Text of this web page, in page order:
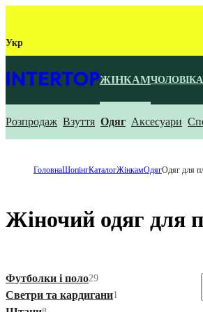
Укр
ЖІНКАМ
Розпродаж Взуття Одяг Аксесуари
ГоловнаШопінгКаталогЖінкамОдягОдяг для
Жіночий одяг для
Футболки і поло29
Светри та кардигани1